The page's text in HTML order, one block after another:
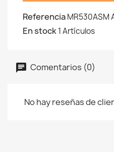
ReferenciaMR530ASM
En stock1 Artículos
Comentarios (0)
No hay reseñas de